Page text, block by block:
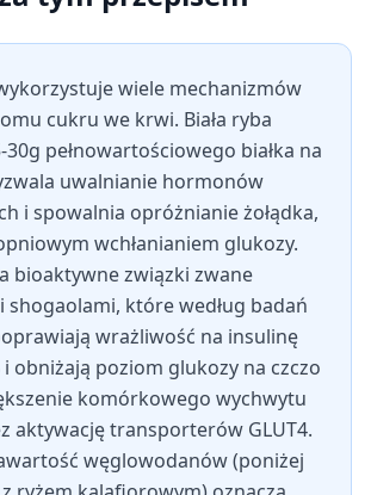
wiele mechanizmów
cukru we krwi. Biała ryba
pełnowartościowego białka na
uwalnianie hormonów
i spowalnia opróżnianie żołądka,
wchłanianiem glukozy.
bioaktywne związki zwane
shogaolami, które według badań
wrażliwość na insulinę
i obniżają poziom glukozy na czczo
komórkowego wychwytu
aktywację transporterów GLUT4.
węglowodanów (poniżej